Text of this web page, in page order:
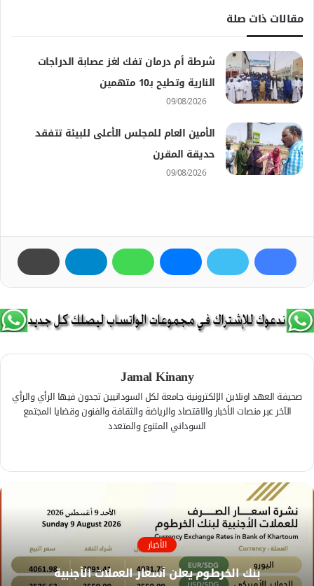
مقالات ذات صلة
شرطة أم درمان تفك لغز عصابة الدراجات
النارية وتطيح بـ10 متهمين
09/08/2026
الأمين العام للمجلس الأعلى للبيئة تتفقد
حديقة المقرن
09/08/2026
Jamal Kinany
صحيفة العهد اونلاين الإلكترونية جامعة لكل السودانيين تجدون فيها الرأي والرأي
الآخر عبر منصات الأخبار والاقتصاد والرياضة والثقافة والفنون وقضايا المجتمع
السوداني المتنوع والمتعدد
الأخبار
بنك الخرطوم يعلن أسعار العملات الأجنبية